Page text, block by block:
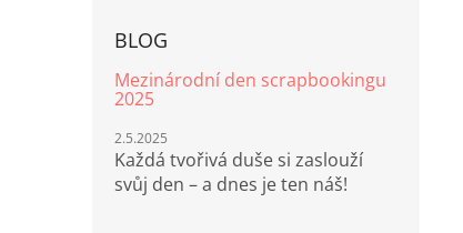
BLOG
Mezinárodní den scrapbookingu
2025
2.5.2025
Každá tvořivá duše si zaslouží
svůj den – a dnes je ten náš!